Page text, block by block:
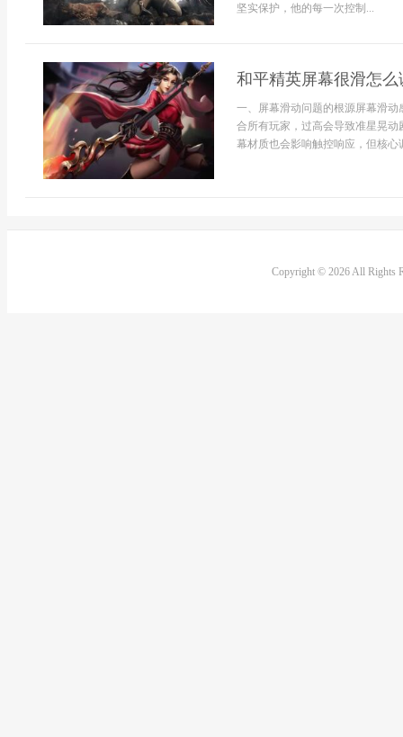
坚实保护，他的每一次控制...
和平精英屏幕很滑怎
一、屏幕滑动问题的根源屏幕滑
合所有玩家，过高会导致准星晃
幕材质也会影响触控响应，但核心
Copyright © 2026 All Rights